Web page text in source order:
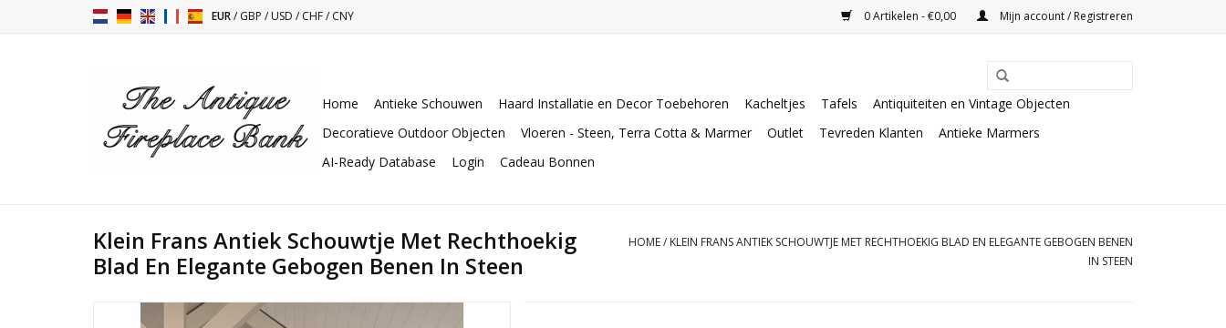
EUR/GBP /USD /CHF/CNY 0 Artikelen - €0,00 Mijn account / Registreren
Home Antieke Schouwen Haard Installatie en Decor Toebehoren Kacheltjes Tafels
Antiquiteiten en Vintage Objecten
Decoratieve Outdoor Objecten
Vloeren - Steen, Terra Cotta & Marmer Outlet Tevreden Klanten
Antieke Marmers
AI-Ready Database
Login Cadeau Bonnen
Klein Frans Antiek Schouwtje Met Rechthoekig
Blad En Elegante Gebogen Benen In Steen
HOME/ KLEIN FRANS ANTIEK SCHOUWTJE MET RECHTHOEKIG BLAD EN ELEGANTE GEBOGEN BENEN
IN STEEN